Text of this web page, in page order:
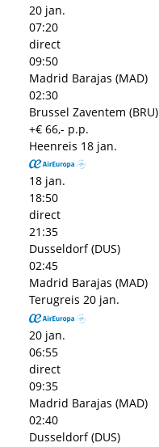
20 jan.
07:20
direct
09:50
Madrid Barajas (MAD)
02:30
Brussel Zaventem (BRU)
+€ 66,- p.p.
Heenreis 18 jan.
18 jan.
18:50
direct
21:35
Dusseldorf (DUS)
02:45
Madrid Barajas (MAD)
Terugreis 20 jan.
20 jan.
06:55
direct
09:35
Madrid Barajas (MAD)
02:40
Dusseldorf (DUS)